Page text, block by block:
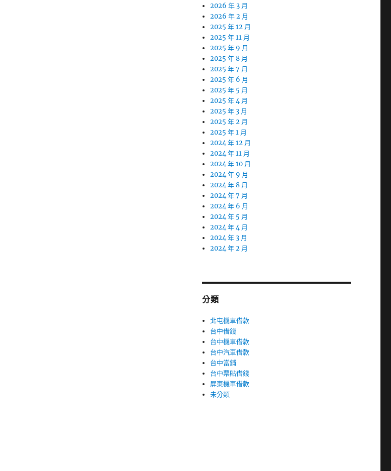
2026 年 3 月
2026 年 2 月
2025 年 12 月
2025 年 11 月
2025 年 9 月
2025 年 8 月
2025 年 7 月
2025 年 6 月
2025 年 5 月
2025 年 4 月
2025 年 3 月
2025 年 2 月
2025 年 1 月
2024 年 12 月
2024 年 11 月
2024 年 10 月
2024 年 9 月
2024 年 8 月
2024 年 7 月
2024 年 6 月
2024 年 5 月
2024 年 4 月
2024 年 3 月
2024 年 2 月
分類
北屯機車借款
台中借錢
台中機車借款
台中汽車借款
台中當鋪
台中票貼借錢
屏東機車借款
未分類